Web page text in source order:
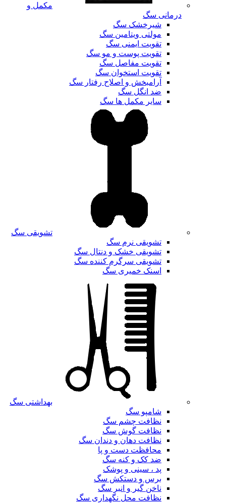
مکمل و
درمانی سگ
شیرخشک سگ
مولتی ویتامین سگ
تقویت ایمنی سگ
تقویت پوست و مو سگ
تقویت مفاصل سگ
تقویت استخوان سگ
آرامبخش و اصلاح رفتار سگ
ضد انگل سگ
سایر مکمل ها سگ
تشویقی سگ
تشویقی نرم سگ
تشویقی خشک و دنتال سگ
تشویقی سرگرم کننده سگ
اسنک خمیری سگ
بهداشتی سگ
شامپو سگ
نظافت چشم سگ
نظافت گوش سگ
نظافت دهان و دندان سگ
محافظت دست و پا
ضد کک و کنه سگ
پد ، سینی و پوشک
برس و دستکش سگ
ناخن گیر و انبر سگ
نظافت محل نگهداری سگ